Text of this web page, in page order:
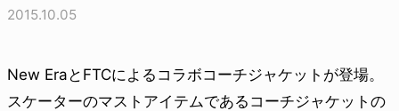
2015.10.05
New EraとFTCによるコラボコーチジャケットが登場。
スケーターのマストアイテムであるコーチジャケットの